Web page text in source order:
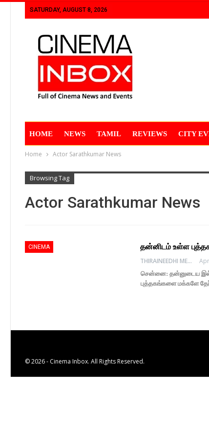
SATURDAY, AUGUST 8, 2026
HOME NEWS TAMIL REVIEWS CITY
Home Actor Sarathkumar News
Browsing Tag
Actor Sarathkumar News
CINEMA
தன்னிடம் உள்ள
THIRAINEEDHI MEDIA
சென்னை: தன்னுடைய
புத்தகங்களை மக்களே
© 2026 - Cinema Inbox. All Rights Reserved.